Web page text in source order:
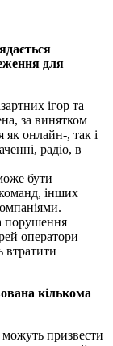
для
ігор та
за винятком
як онлайн-, так і
радіо, в
бути
інших
порушення
оператори
втратити
кількома
можуть призвести